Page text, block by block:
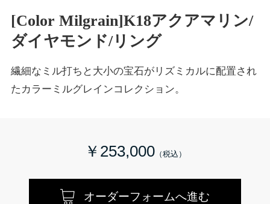
[Color Milgrain]K18アクアマリン/
ダイヤモンド/リング
繊細なミル打ちと大小の宝石がリズミカルに配置され
たカラーミルグレインコレクション。
￥253,000
オーダーフォームへ進む